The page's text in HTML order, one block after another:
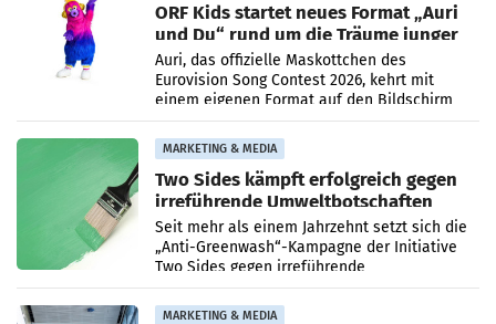
ORF Kids startet neues Format „Auri
und Du“ rund um die Träume junger
Menschen
Auri, das offizielle Maskottchen des
Eurovision Song Contest 2026, kehrt mit
einem eigenen Format auf den Bildschirm
zurück. In der neuen Sendung „Auri und Du“
bei ORF Kids steht
MARKETING & MEDIA
Two Sides kämpft erfolgreich gegen
irreführende Umweltbotschaften
beim Papiereinsatz
Seit mehr als einem Jahrzehnt setzt sich die
„Anti-Greenwash“-Kampagne der Initiative
Two Sides gegen irreführende
Umweltaussagen bei Papierkommunikation
und papierbasierten Verpackungen
MARKETING & MEDIA